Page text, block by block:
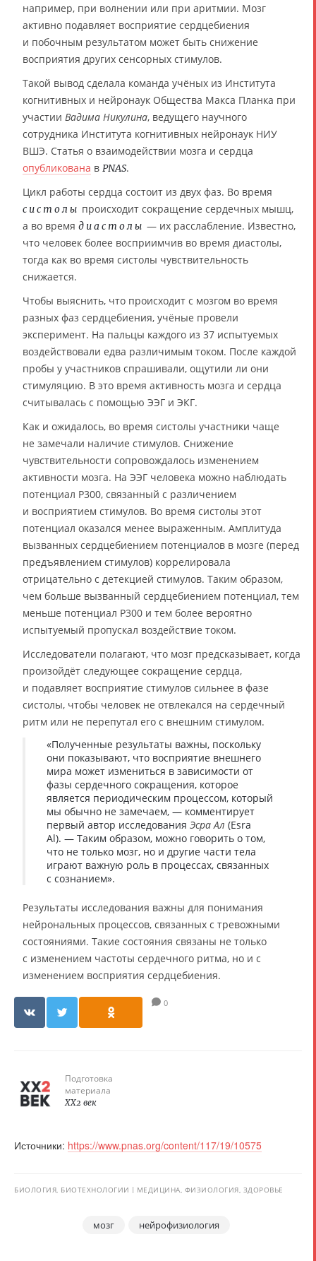
например, при волнении или при аритмии. Мозг
активно подавляет восприятие сердцебиения
и побочным результатом может быть снижение
восприятия других сенсорных стимулов.
Такой вывод сделала команда учёных из Института
когнитивных и нейронаук Общества Макса Планка при
участии Вадима Никулина, ведущего научного
сотрудника Института когнитивных нейронаук НИУ
ВШЭ. Статья о взаимодействии мозга и сердца
опубликована в PNAS.
Цикл работы сердца состоит из двух фаз. Во время
систолы происходит сокращение сердечных мышц,
а во время диастолы — их расслабление. Известно,
что человек более восприимчив во время диастолы,
тогда как во время систолы чувствительность
снижается.
Чтобы выяснить, что происходит с мозгом во время
разных фаз сердцебиения, учёные провели
эксперимент. На пальцы каждого из 37 испытуемых
воздействовали едва различимым током. После каждой
пробы у участников спрашивали, ощутили ли они
стимуляцию. В это время активность мозга и сердца
считывалась с помощью ЭЭГ и ЭКГ.
Как и ожидалось, во время систолы участники чаще
не замечали наличие стимулов. Снижение
чувствительности сопровождалось изменением
активности мозга. На ЭЭГ человека можно наблюдать
потенциал P300, связанный с различением
и восприятием стимулов. Во время систолы этот
потенциал оказался менее выраженным. Амплитуда
вызванных сердцебиением потенциалов в мозге (перед
предъявлением стимулов) коррелировала
отрицательно с детекцией стимулов. Таким образом,
чем больше вызванный сердцебиением потенциал, тем
меньше потенциал P300 и тем более вероятно
испытуемый пропускал воздействие током.
Исследователи полагают, что мозг предсказывает, когда
произойдёт следующее сокращение сердца,
и подавляет восприятие стимулов сильнее в фазе
систолы, чтобы человек не отвлекался на сердечный
ритм или не перепутал его с внешним стимулом.
«Полученные результаты важны, поскольку
они показывают, что восприятие внешнего
мира может измениться в зависимости от
фазы сердечного сокращения, которое
является периодическим процессом, который
мы обычно не замечаем, — комментирует
первый автор исследования Эсра Ал (Esra
Al). — Таким образом, можно говорить о том,
что не только мозг, но и другие части тела
играют важную роль в процессах, связанных
с сознанием».
Результаты исследования важны для понимания
нейрональных процессов, связанных с тревожными
состояниями. Такие состояния связаны не только
с изменением частоты сердечного ритма, но и с
изменением восприятия сердцебиения.
0
Подготовка
материала
XX2 век
Источники: https://www.pnas.org/content/117/19/10575
БИОЛОГИЯ, БИОТЕХНОЛОГИИ МЕДИЦИНА, ФИЗИОЛОГИЯ, ЗДОРОВЬЕ
мозг нейрофизиология